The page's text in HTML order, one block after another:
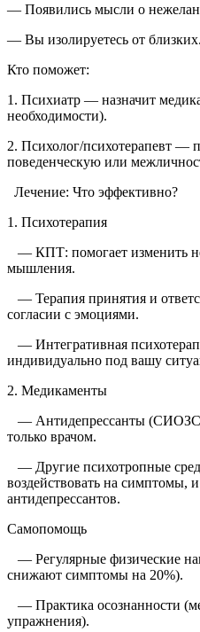
— Появились мысли о
— Вы изолируетесь от
Кто поможет:
1. Психиатр — назначит
необходимости).
2. Психолог/психотерапевт —
поведенческую или
Лечение: Что эффективно?
1. Психотерапия
— КПТ: помогает изменить
мышления.
— Терапия принятия и
согласии с эмоциями.
— Интегративная
индивидуально под вашу
2. Медикаменты
— Антидепрессанты
только врачом.
— Другие психотропные
воздействовать на симптомы,
антидепрессантов.
Самопомощь
— Регулярные физические
снижают симптомы на 20%).
— Практика осознанности
упражнения).